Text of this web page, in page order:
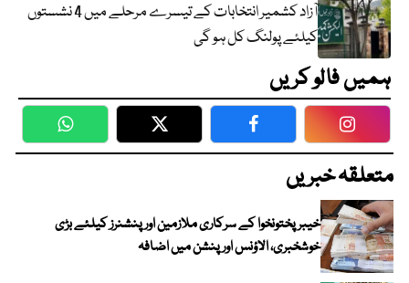
آزاد کشمیر انتخابات کے تیسرے مرحلے میں 4 نشستوں
کیلئے پولنگ کل ہو گی
ہمیں فالو کریں
WhatsApp Twitter Facebook
متعلقہ خبریں
خیبرپختونخوا کے سرکاری ملازمین اور پنشنرز کیلئے بڑی
خوشخبری، الاؤنس اور پنشن میں اضافہ